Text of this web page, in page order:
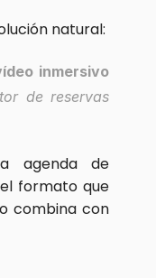
natural:
inmersivo
de reservas
agenda de
formato que
combina con